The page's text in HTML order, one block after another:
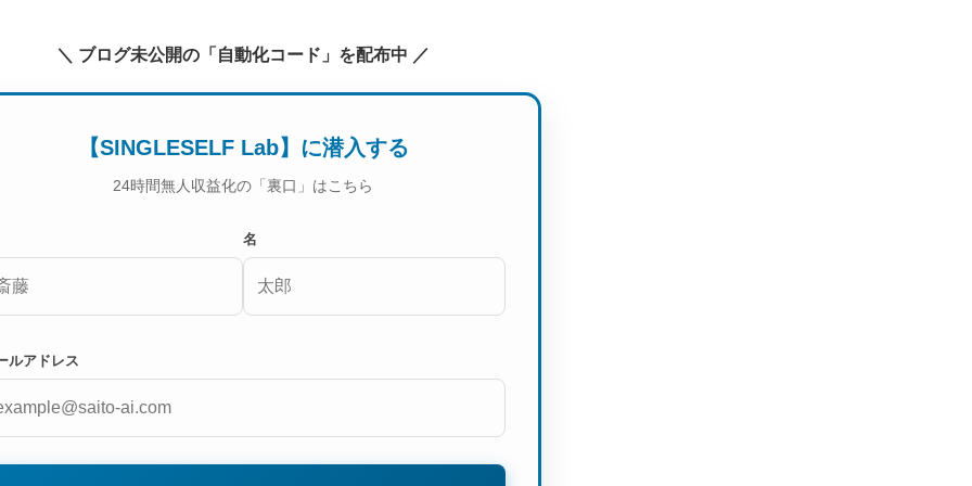
＼ ブログ未公開の「自動化コード」を配布中 ／
【SINGLESELF Lab】に潜入する
24時間無人収益化の「裏口」はこちら
名
ルアドレス